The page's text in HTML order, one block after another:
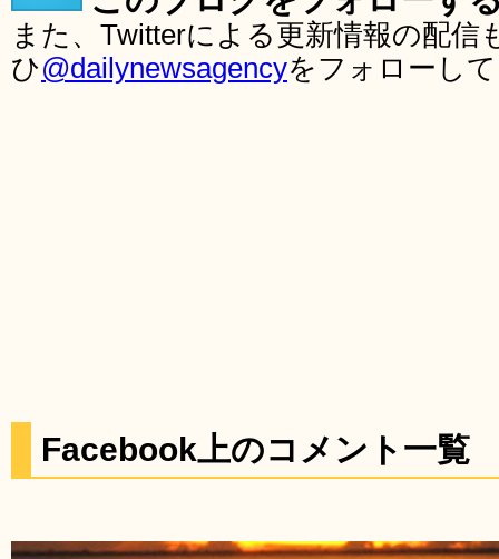
また、Twitterによる更新情報の配
ひ@dailynewsagencyをフォローし
Facebook上のコメント一覧